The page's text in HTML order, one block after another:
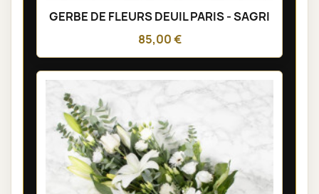
GERBE DE FLEURS DEUIL PARIS - SAGRI
85,00 €